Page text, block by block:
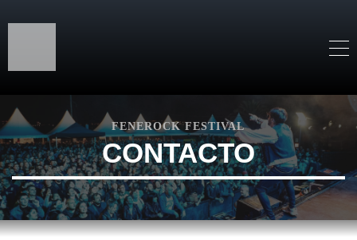
FENEROCK FESTIVAL
CONTACTO